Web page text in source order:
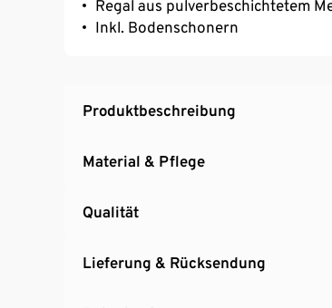
Regal aus pulverbeschichtetem
Inkl. Bodenschonern
Produktbeschreibung
Material & Pflege
Qualität
Lieferung & Rücksendung